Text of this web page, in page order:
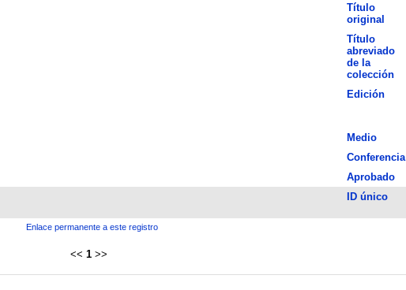
Título
original
Título
abreviado
de la
colección
Edición
Medio
Conferencia
Aprobado
ID único
Enlace permanente a este registro
<< 1 >>